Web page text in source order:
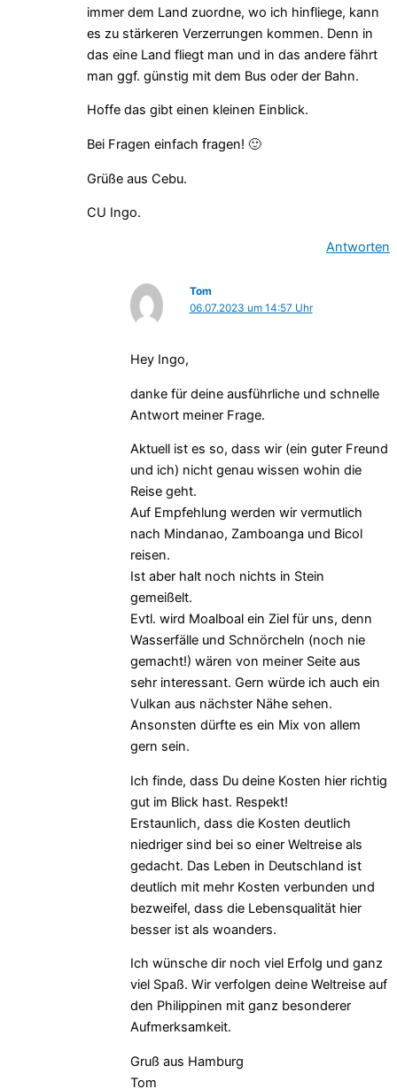
immer dem Land zuordne, wo ich hinfliege, kann
es zu stärkeren Verzerrungen kommen. Denn in
das eine Land fliegt man und in das andere fährt
man ggf. günstig mit dem Bus oder der Bahn.
Hoffe das gibt einen kleinen Einblick.
Bei Fragen einfach fragen! 🙂
Grüße aus Cebu.
CU Ingo.
Antworten
Tom
06.07.2023 um 14:57 Uhr
Hey Ingo,
danke für deine ausführliche und schnelle
Antwort meiner Frage.
Aktuell ist es so, dass wir (ein guter Freund
und ich) nicht genau wissen wohin die
Reise geht.
Auf Empfehlung werden wir vermutlich
nach Mindanao, Zamboanga und Bicol
reisen.
Ist aber halt noch nichts in Stein
gemeißelt.
Evtl. wird Moalboal ein Ziel für uns, denn
Wasserfälle und Schnörcheln (noch nie
gemacht!) wären von meiner Seite aus
sehr interessant. Gern würde ich auch ein
Vulkan aus nächster Nähe sehen.
Ansonsten dürfte es ein Mix von allem
gern sein.
Ich finde, dass Du deine Kosten hier richtig
gut im Blick hast. Respekt!
Erstaunlich, dass die Kosten deutlich
niedriger sind bei so einer Weltreise als
gedacht. Das Leben in Deutschland ist
deutlich mit mehr Kosten verbunden und
bezweifel, dass die Lebensqualität hier
besser ist als woanders.
Ich wünsche dir noch viel Erfolg und ganz
viel Spaß. Wir verfolgen deine Weltreise auf
den Philippinen mit ganz besonderer
Aufmerksamkeit.
Gruß aus Hamburg
Tom